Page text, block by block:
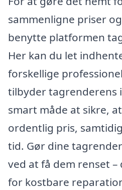
sammenligne priser
benytte platformen
Her kan du let
forskellige
tilbyder tagrenderens
smart måde at sikre,
ordentlig pris,
tid. Gør dine
ved at få dem renset –
for kostbare